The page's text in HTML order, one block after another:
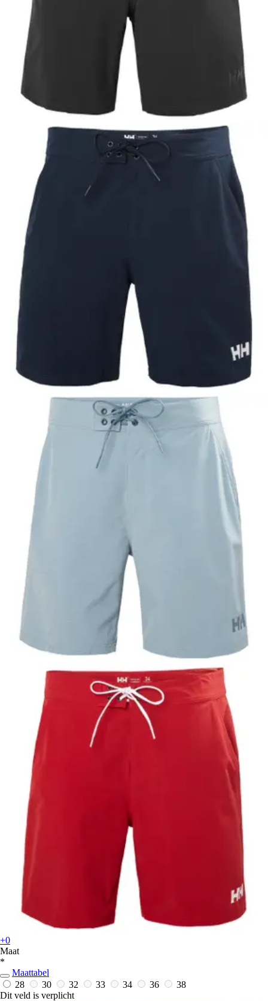
+0
Maat
*
Maattabel
28
30 32 33 34 36
38
Dit veld is verplicht